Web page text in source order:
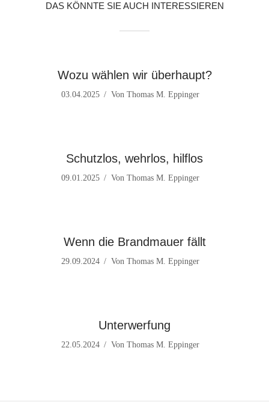
DAS KÖNNTE SIE AUCH INTERESSIEREN
Wozu wählen wir überhaupt?
03.04.2025 Von Thomas M. Eppinger
Schutzlos, wehrlos, hilflos
09.01.2025 Von Thomas M. Eppinger
Wenn die Brandmauer fällt
29.09.2024 Von Thomas M. Eppinger
Unterwerfung
22.05.2024 Von Thomas M. Eppinger